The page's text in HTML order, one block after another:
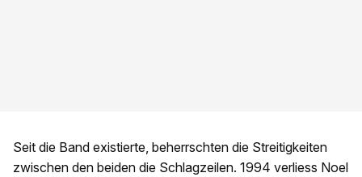
Seit die Band existierte, beherrschten die Streitigkeiten
zwischen den beiden die Schlagzeilen. 1994 verliess Noel